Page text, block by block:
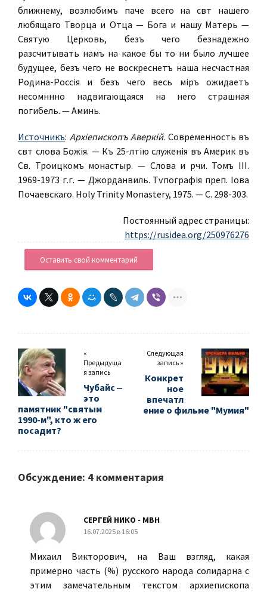
ближнему, возлюбимъ паче всего на свѣтѣ нашего
любящаго Творца и Отца — Бога и нашу Матерь —
Святую Церковь, безъ чего безнадежно
разсчитывать намъ на какое бы то ни было лучшее
будущее, безъ чего не воскреснетъ наша несчастная
Родина-Россія и безъ чего весь міръ ожидаетъ
несомнѣнно надвигающаяся на него страшная
погибель. — Аминь.
Источникъ: Архіепископъ Аверкій. Современность въ
свѣтѣ слова Божія. — Къ 25-лѣтію служенія въ Америкѣ въ
Св. Троицкомъ монастырѣ. — Слова и рѣчи. Томъ III.
1969-1973 г.г. — Джорданвиль. Тѵпографія преп. Іова
Почаевскаго. Holy Trinity Monastery, 1975. — С. 298-303.
Постоянный адрес страницы:
https://rusidea.org/250976276
Оставить свой комментарий
«
Предыдуща
я запись
Чубайс ‒
это
памятник "святым
1990-м", кто ж его
посадит?
Следующая
запись »
Конкрет
ное
впечатл
ение о фильме "Мумия"
Обсуждение: 4 комментария
СЕРГЕЙ НИКО - МВН
16.07.2025 в 16:05
Михаил Викторович, на Ваш взгляд, какая
примерно часть (%) русского народа солидарна с
этим замечательным текстом архиепископа